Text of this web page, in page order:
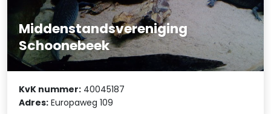
Middenstandsvereniging
Schoonebeek
KvK nummer: 40045187
Adres: Europaweg 109